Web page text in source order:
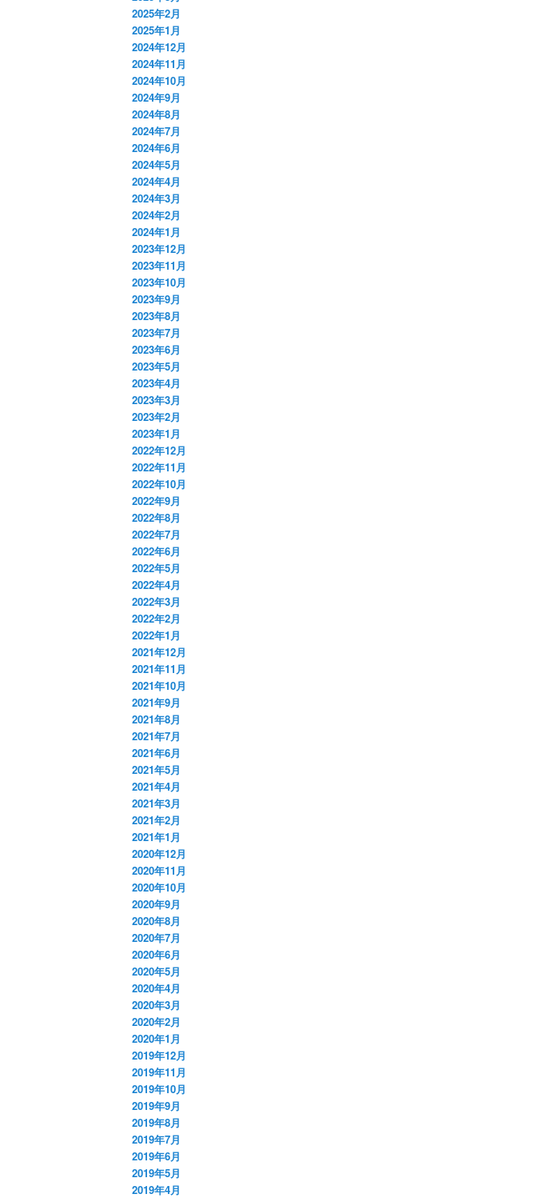
2025年2月
2025年1月
2024年12月
2024年11月
2024年10月
2024年9月
2024年8月
2024年7月
2024年6月
2024年5月
2024年4月
2024年3月
2024年2月
2024年1月
2023年12月
2023年11月
2023年10月
2023年9月
2023年8月
2023年7月
2023年6月
2023年5月
2023年4月
2023年3月
2023年2月
2023年1月
2022年12月
2022年11月
2022年10月
2022年9月
2022年8月
2022年7月
2022年6月
2022年5月
2022年4月
2022年3月
2022年2月
2022年1月
2021年12月
2021年11月
2021年10月
2021年9月
2021年8月
2021年7月
2021年6月
2021年5月
2021年4月
2021年3月
2021年2月
2021年1月
2020年12月
2020年11月
2020年10月
2020年9月
2020年8月
2020年7月
2020年6月
2020年5月
2020年4月
2020年3月
2020年2月
2020年1月
2019年12月
2019年11月
2019年10月
2019年9月
2019年8月
2019年7月
2019年6月
2019年5月
2019年4月